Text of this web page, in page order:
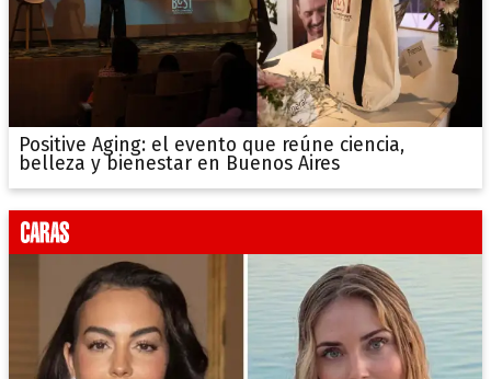
Positive Aging: el evento que reúne ciencia,
belleza y bienestar en Buenos Aires